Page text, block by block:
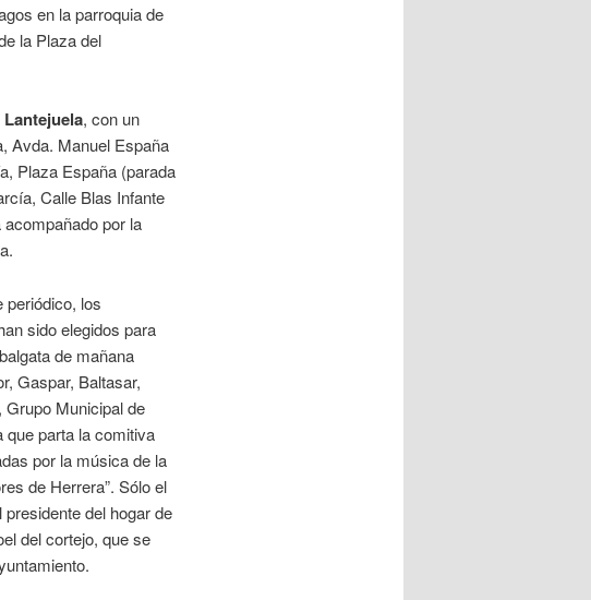
en la parroquia de
la Plaza del
Lantejuela, con un
Avda. Manuel España
Plaza España (parada
Calle Blas Infante
por la
los
sido elegidos para
de mañana
Gaspar, Baltasar,
Municipal de
parta la comitiva
por la música de la
de Herrera”. Sólo el
del hogar de
del cortejo, que se